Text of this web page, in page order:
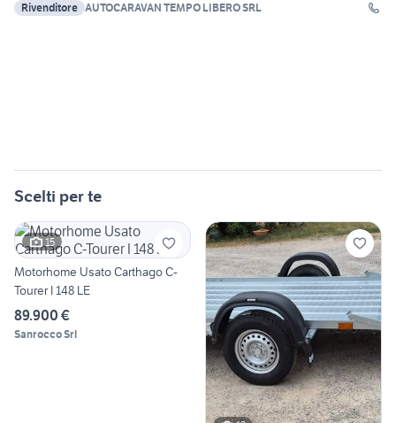
Rivenditore AUTOCARAVAN TEMPO LIBERO SRL
Scelti per te
15
Motorhome Usato Carthago C-
Tourer I 148 LE
89.900 €
Sanrocco Srl